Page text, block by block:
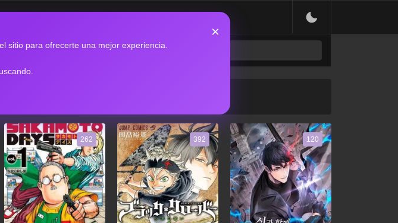
sitio para ofrecerte una mejor experiencia.
×
262 392 120